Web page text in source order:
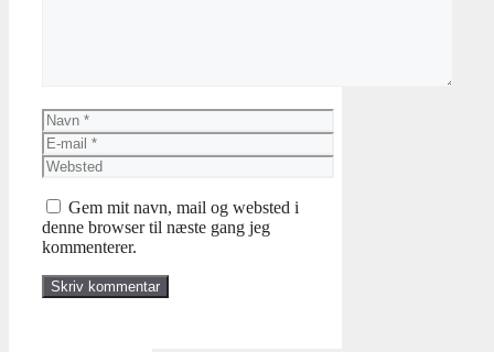
Navn
E-
mail
Websted
Gem mit navn, mail og websted i
denne browser til næste gang jeg
kommenterer.